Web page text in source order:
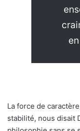
La force de
stabilité, nous disait